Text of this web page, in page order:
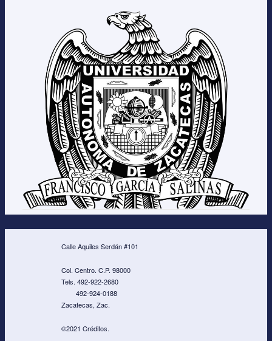
Calle Aquiles Serdán #101
Col. Centro. C.P. 98000
Tels. 492-922-2680
492-924-0188
Zacatecas, Zac.
©2021 Créditos.